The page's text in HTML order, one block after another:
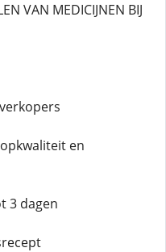
VAN MEDICIJNEN BIJ
en
3 dagen